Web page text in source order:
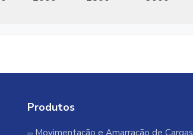
Produtos
Movimentação e Amarração de Cargas